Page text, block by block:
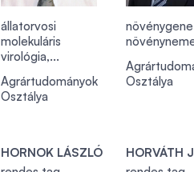
állatorvosi
molekuláris
virológia,...
Agrártudományok
Osztálya
Osztálya
HORNOK LÁSZLÓ
HORVÁTH